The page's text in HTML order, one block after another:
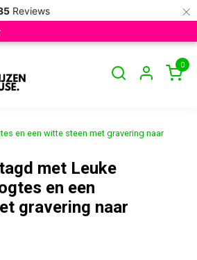
Reviews ×
0
en een witte steen met gravering naar
met Leuke
en een
gravering naar